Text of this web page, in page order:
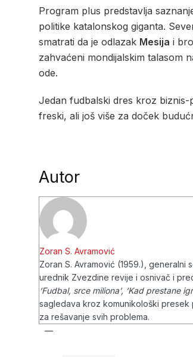
Program plus predstavlja
politike katalonskog giganta.
smatrati da je odlazak Mesija i
zahvaćeni mondijalskim talasom
ode.
Jedan fudbalski dres kroz biznis-
freski, ali još više za doček
Autor
Zoran S. Avramović
Zoran S. Avramović (1959.),
urednik Zvezdine revije i osnivač i
‘Fudbal, srce miliona’, ‘Kad prestane
sagledava kroz komunikološki
za rešavanje svih problema.